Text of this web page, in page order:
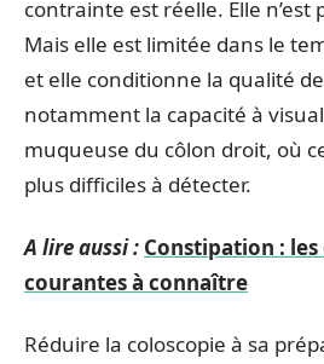
contrainte est réelle. Elle n’est
Mais elle est limitée dans le
et elle conditionne la qualité de
notamment la capacité à
muqueuse du côlon droit, où
plus difficiles à détecter.
A lire aussi : Constipation : les
courantes à connaître
Réduire la coloscopie à sa